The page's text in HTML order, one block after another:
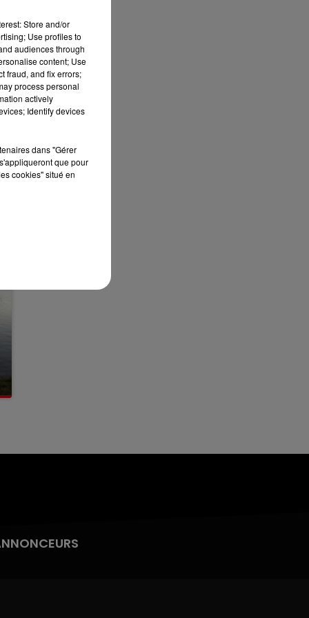
LES APRÈS-MIDI QUI CHANTENT
Store and/or
Use profiles to
audiences through
content; Use
fraud, and fix errors;
process personal
actively
Identify devices
dans "Gérer
que pour
cookies" situé en